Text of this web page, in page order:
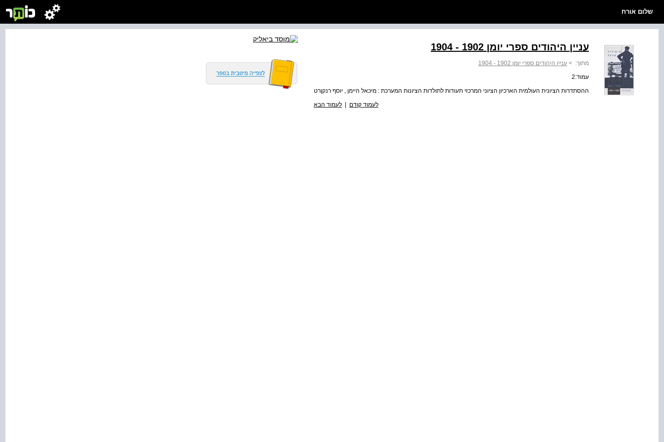
שלום אורח
עניין היהודים ספרי יומן ‭1904 - 1902‬
מתוך: > עניין היהודים ספרי יומן ‭1904 - 1902‬
עמוד:2
ההסתדרות הציונית העולמית הארכיון הציוני המרכזי תעודות לתולדות הציונות המערכת : מיכאל היימן , יוסף רנקןרט
לעמוד קודם | לעמוד הבא